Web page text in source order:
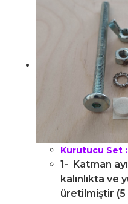
Kurutucu Set :
1- Katman
kalınlıkta ve
üretilmiştir (5